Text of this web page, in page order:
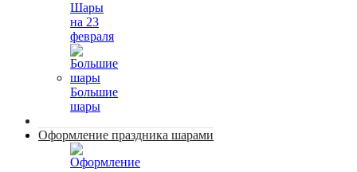
Шары
на 23
февраля
Большие
шары
Оформление праздника шарами